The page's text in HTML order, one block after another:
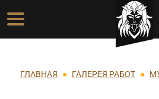
Перейти к основному
Основная
Строка навигации
ГЛАВНАЯ ГАЛЕРЕЯ РАБОТ